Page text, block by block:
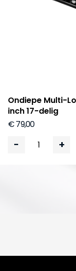
Ondiepe Multi-
inch 17-delig
€ 79,00
- +